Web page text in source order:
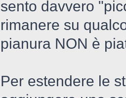
sento davvero
rimanere su
pianura NON è
Per estendere le